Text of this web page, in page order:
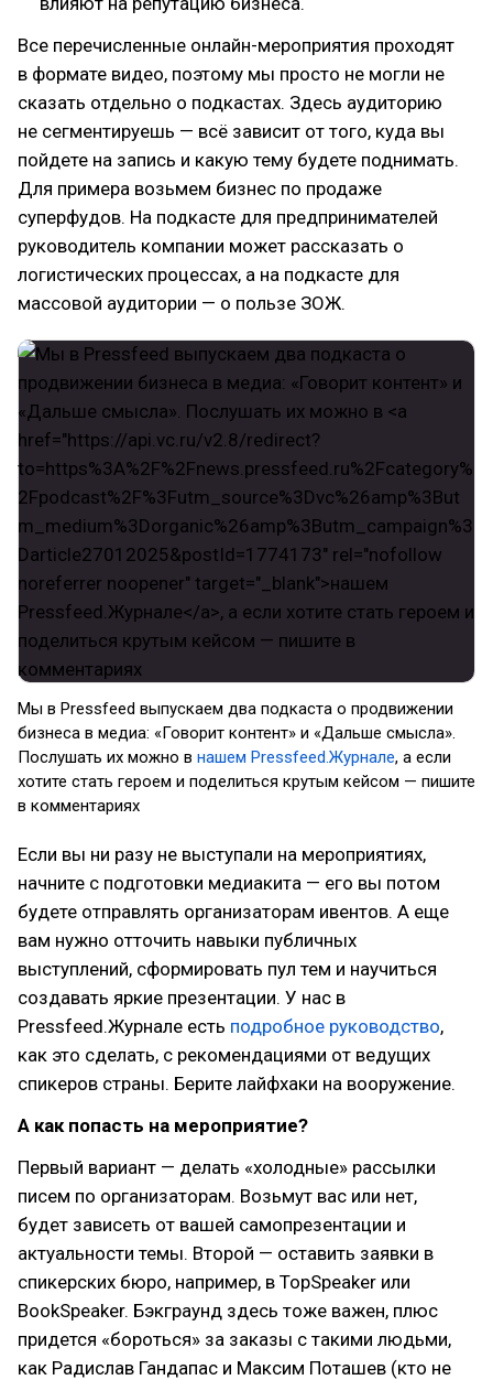
Все перечисленные онлайн-мероприятия проходят
в формате видео, поэтому мы просто не могли не
сказать отдельно о подкастах. Здесь аудиторию
не сегментируешь — всё зависит от того, куда вы
пойдете на запись и какую тему будете поднимать.
Для примера возьмем бизнес по продаже
суперфудов. На подкасте для предпринимателей
руководитель компании может рассказать о
логистических процессах, а на подкасте для
массовой аудитории — о пользе ЗОЖ.
Мы в Pressfeed выпускаем два подкаста о продвижении
бизнеса в медиа: «Говорит контент» и «Дальше смысла».
Послушать их можно в нашем Pressfeed.Журнале, а если
хотите стать героем и поделиться крутым кейсом — пишите
в комментариях
Если вы ни разу не выступали на мероприятиях,
начните с подготовки медиакита — его вы потом
будете отправлять организаторам ивентов. А еще
вам нужно отточить навыки публичных
выступлений, сформировать пул тем и научиться
создавать яркие презентации. У нас в
Pressfeed.Журнале есть подробное руководство,
как это сделать, с рекомендациями от ведущих
спикеров страны. Берите лайфхаки на вооружение.
А как попасть на мероприятие?
Первый вариант — делать «холодные» рассылки
писем по организаторам. Возьмут вас или нет,
будет зависеть от вашей самопрезентации и
актуальности темы. Второй — оставить заявки в
спикерских бюро, например, в TopSpeaker или
BookSpeaker. Бэкграунд здесь тоже важен, плюс
придется «бороться» за заказы с такими людьми,
как Радислав Гандапас и Максим Поташев (кто не